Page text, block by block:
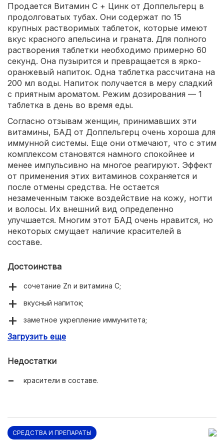
Продается Витамин С + Цинк от Доппельгерц в
продолговатых тубах. Они содержат по 15
крупных растворимых таблеток, которые имеют
вкус красного апельсина и граната. Для полного
растворения таблетки необходимо примерно 60
секунд. Она пузырится и превращается в ярко-
оранжевый напиток. Одна таблетка рассчитана на
200 мл воды. Напиток получается в меру сладкий
с приятным ароматом. Режим дозирования — 1
таблетка в день во время еды.
Согласно отзывам женщин, принимавших эти
витамины, БАД от Доппельгерц очень хороша для
иммунной системы. Еще они отмечают, что с этим
комплексом становятся намного спокойнее и
менее импульсивно на многое реагируют. Эффект
от применения этих витаминов сохраняется и
после отмены средства. Не остается
незамеченным также воздействие на кожу, ногти
и волосы. Их внешний вид определенно
улучшается. Многим этот БАД очень нравится, но
некоторых смущает наличие красителей в
составе.
Достоинства
сочетание Zn и витамина С;
вкусный напиток;
заметное укрепление иммунитета;
1 таблетка в день;
Загрузить еще
Недостатки
красители в составе.
СРЕДСТВА И ПРЕПАРАТЫ